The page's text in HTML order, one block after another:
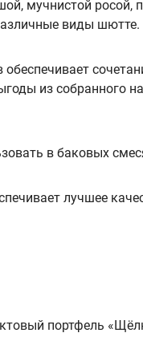
мучнистой
виды шютте.
из
в баковых
лучшее
портфель